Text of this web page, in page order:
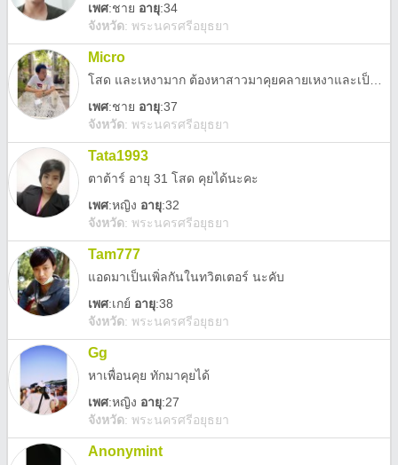
เพศ:ชาย อายุ:34
จังหวัด: พระนครศรีอยุธยา
Micro
เพศ:ชาย อายุ:37
จังหวัด: พระนครศรีอยุธยา
Tata1993
ตาต้าร์ อายุ 31 โสด คุยได้นะคะ
เพศ:หญิง อายุ:32
จังหวัด: พระนครศรีอยุธยา
Tam777
แอดมาเป็นเพิ่ลกันในทวิตเตอร์ นะคับ
เพศ:เกย์ อายุ:38
จังหวัด: พระนครศรีอยุธยา
Gg
หาเพื่อนคุย ทักมาคุยได้
เพศ:หญิง อายุ:27
จังหวัด: พระนครศรีอยุธยา
Anonymint